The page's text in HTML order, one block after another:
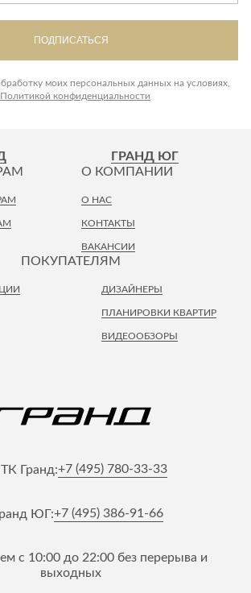
ПОДПИСАТЬСЯ
моих персональных данных на условиях,
Политикой конфиденциальности
ГРАНД ЮГ
ПОКУПАТЕЛЯМ
ПЛАНИРОВКИ КВАРТИР
ВИДЕООБЗОРЫ
ДИЗАЙНЕРЫ
О КОМПАНИИ
О НАС
КОНТАКТЫ
ВАКАНСИИ
Гранд:+7 (495) 780-33-33
ЮГ:+7 (495) 386-91-66
с 10:00 до 22:00 без перерыва и
выходных